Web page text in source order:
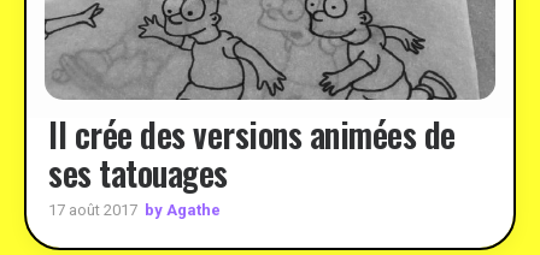
Il crée des versions animées de
ses tatouages
17 août 2017 by Agathe